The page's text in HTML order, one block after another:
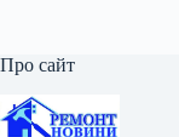
Про сайт